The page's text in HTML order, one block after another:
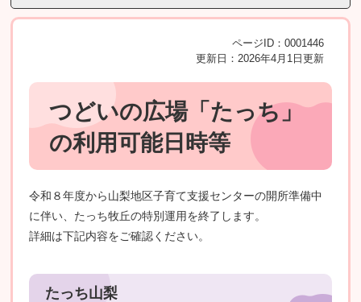
ページID：0001446
更新日：2026年4月1日更新
つどいの広場「たっち」
の利用可能日時等
令和８年度から山梨地区子育て支援センターの開所準備中
に伴い、たっち牧丘の特別運用を終了します。
詳細は下記内容をご確認ください。
たっち山梨